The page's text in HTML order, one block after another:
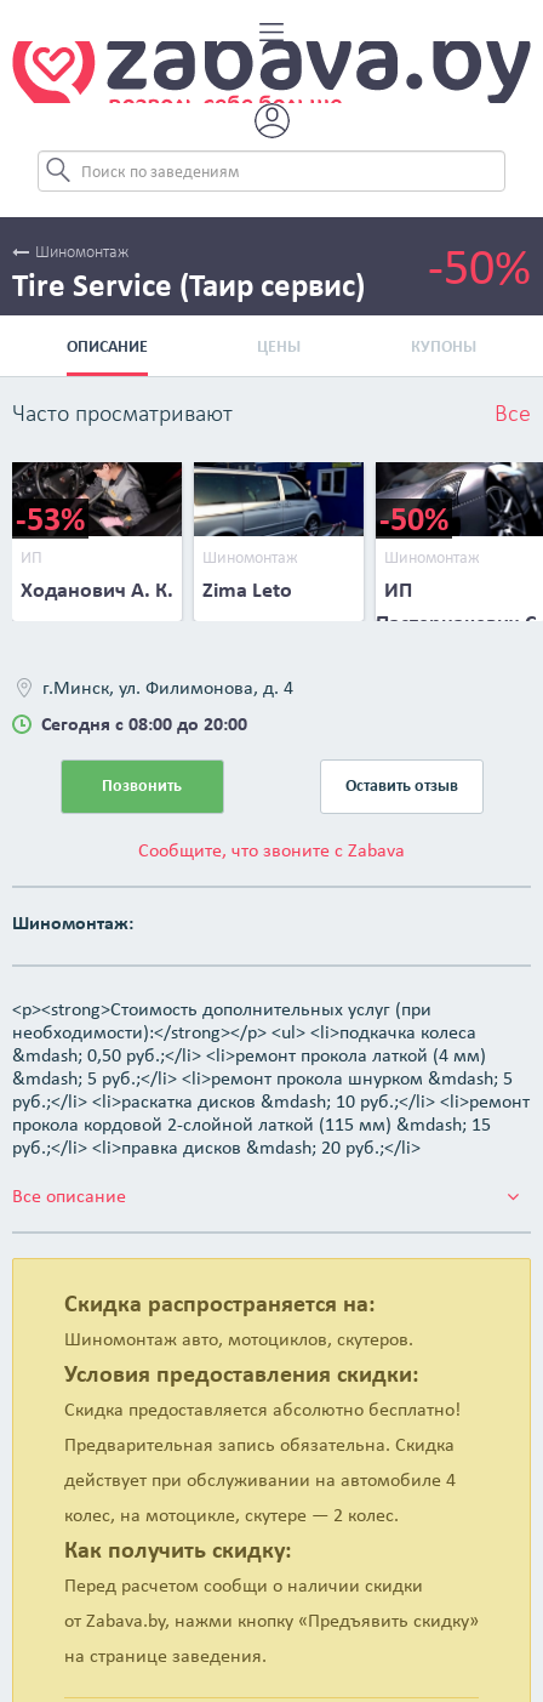
Шиномонтаж
Tire Service (Таир сервис) -50%
ОПИСАНИЕ ЦЕНЫ КУПОНЫ
Часто просматривают Все
-53%
ИП
Ходанович А. К.
Шиномонтаж
Zima Leto
-50%
Шиномонтаж
ИП
Пастернакевич С.
Скидка распространяется на:
Шиномонтаж авто, мотоциклов, скутеров.
Условия предоставления скидки:
Скидка предоставляется абсолютно бесплатно!
Предварительная запись обязательна. Скидка
действует при обслуживании на автомобиле 4
колес, на мотоцикле, скутере — 2 колес.
Как получить скидку:
Перед расчетом сообщи о наличии скидки
от Zabava.by, нажми кнопку «Предъявить скидку»
на странице заведения.
г.Минск, ул. Филимонова, д. 4
Сегодня с 08:00 до 20:00
Позвонить Оставить отзыв
Сообщите, что звоните с Zabava
Шиномонтаж:
<p><strong>Стоимость дополнительных услуг (при
необходимости):</strong></p> <ul> <li>подкачка колеса
&mdash; 0,50 руб.;</li> <li>ремонт прокола латкой (4 мм)
&mdash; 5 руб.;</li> <li>ремонт прокола шнурком &mdash; 5
руб.;</li> <li>раскатка дисков &mdash; 10 руб.;</li> <li>ремонт
прокола кордовой 2-слойной латкой (115 мм) &mdash; 15
руб.;</li> <li>правка дисков &mdash; 20 руб.;</li>
не включительно) &mdash; 2 руб.;</li> <li>шины с усиленным
колесо.</li> </ul> <p><strong>Дополнительно оплачивается
(по согласованию сторон) при шиномонтаже мотоциклов/
полоска) &mdash; 2 руб. (материалы только немецкого
производителя);</li> <li>герметизация &mdash; 2 руб.;</li>
<li>замена вентиля &mdash; 2 руб. (материалы только
немецкого производителя);</li> <li>пакеты &mdash;
бесплатно.</li> </ul> <p><strong>Дополнительно мы
делаем:&nbsp;</strong>сложные ремонты (порезы, булки),
правку литых и железных дисков, выкручивание секретных
гаек, болтов.<br /> Используем технологии и материалы
Rema Tip-Top&nbsp;(Германия).</p> <p>Также шиномонтаж
предлагает скидку 30% при переобувке 4 колёс для
обслуживания транспорта организаций по безналичному
расчету с условием заключения договора.</p>
Все описание